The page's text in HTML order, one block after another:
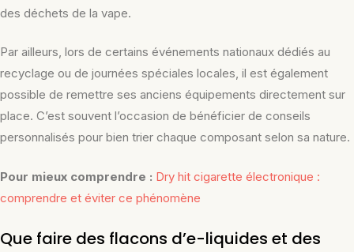
des déchets de la vape.
Par ailleurs, lors de certains événements nationaux dédiés au
recyclage ou de journées spéciales locales, il est également
possible de remettre ses anciens équipements directement sur
place. C’est souvent l’occasion de bénéficier de conseils
personnalisés pour bien trier chaque composant selon sa nature.
Pour mieux comprendre : Dry hit cigarette électronique :
comprendre et éviter ce phénomène
Que faire des flacons d’e-liquides et des